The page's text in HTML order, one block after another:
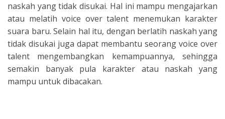
naskah yang tidak disukai. Hal ini mampu mengajarkan
atau melatih voice over talent menemukan karakter
suara baru. Selain hal itu, dengan berlatih naskah yang
tidak disukai juga dapat membantu seorang voice over
talent mengembangkan kemampuannya, sehingga
semakin banyak pula karakter atau naskah yang
mampu untuk dibacakan.